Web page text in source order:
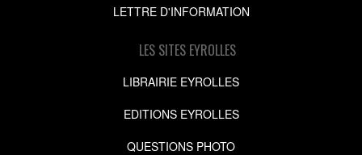
LETTRE D'INFORMATION
LES SITES EYROLLES
LIBRAIRIE EYROLLES
EDITIONS EYROLLES
QUESTIONS PHOTO